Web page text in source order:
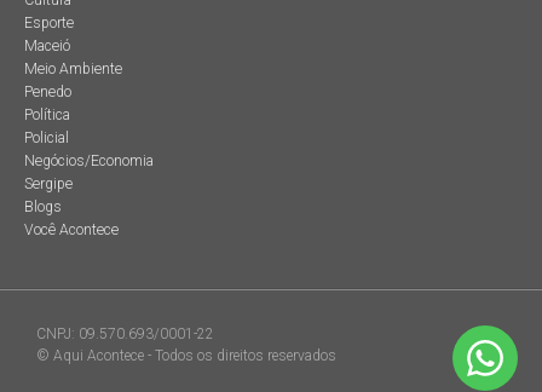
Esporte
Maceió
Meio Ambiente
Penedo
Política
Policial
Negócios/Economia
Sergipe
Blogs
Você Acontece
CNPJ: 09.570.693/0001-22
© Aqui Acontece - Todos os direitos reservados